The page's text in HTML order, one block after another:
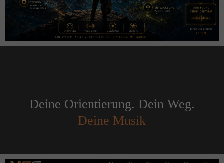
Deine Orientierung. Dein Weg.
Deine Musik